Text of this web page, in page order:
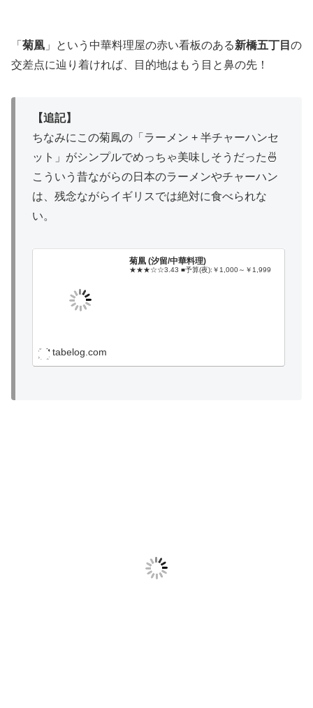
「 菊凰 」という中華料理屋の赤い看板のある新橋五丁目 の
交差点に辿り着ければ、目的地はもう目と鼻の先！
【追記】
ちなみにこの菊鳳の「ラーメン + 半チャーハンセ
ット」がシンプルでめっちゃ美味しそうだった🍜
こういう昔ながらの日本のラーメンやチャーハン
は、残念ながらイギリスでは絶対に食べられな
い。
菊凰 (汐留/中華料理)
★★★☆☆3.43 ■予算(夜):￥1,000～￥1,999
tabelog.com